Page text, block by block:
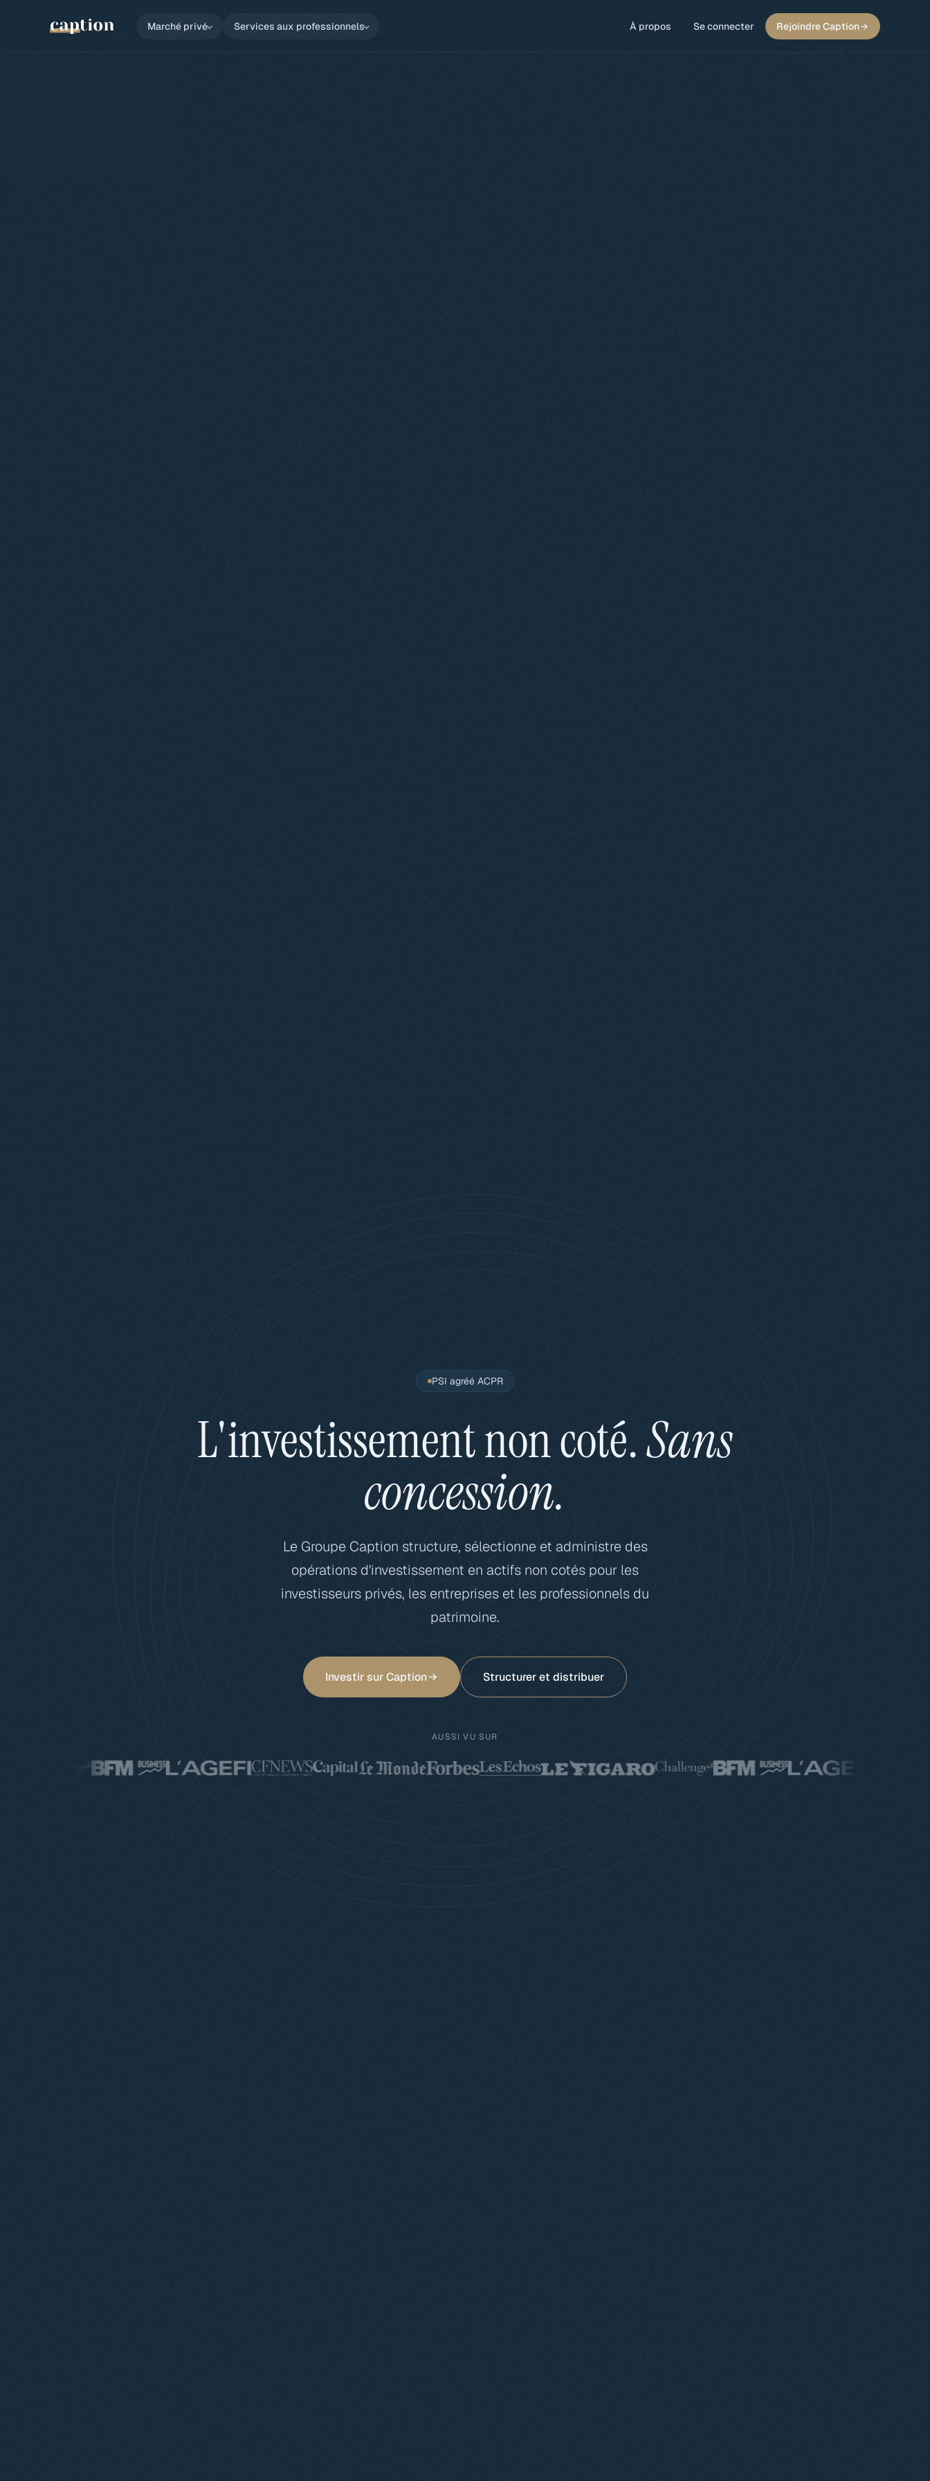
Marché privé Services aux professionnels À propos Se connecter Rejoindre Caption
PSI agréé ACPR
L'investissement non coté.Sans
concession.
Le Groupe Caption structure, sélectionne et administre des
opérations d'investissement en actifs non cotés pour les
investisseurs privés, les entreprises et les professionnels du
patrimoine.
Investir sur Caption Structurer et distribuer
AUSSI VU SUR